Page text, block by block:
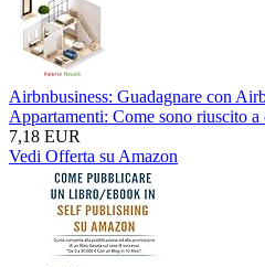
Airbnbusiness: Guadagnare con
Appartamenti: Come sono riuscito a
7,18 EUR
Vedi Offerta su Amazon